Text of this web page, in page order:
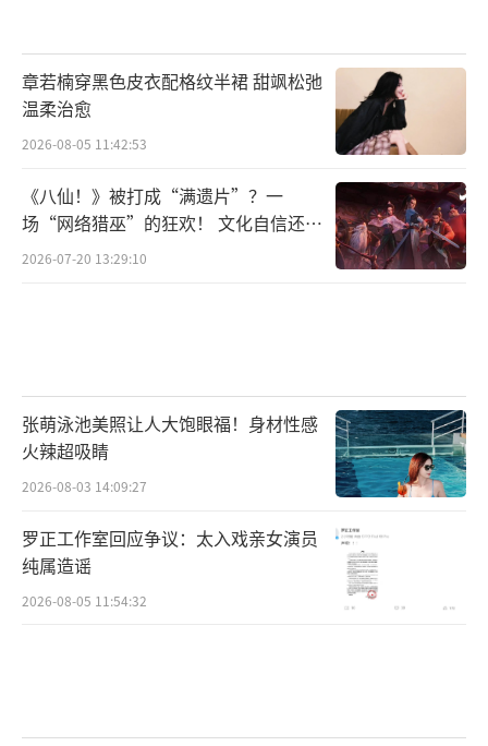
章若楠穿黑色皮衣配格纹半裙 甜飒松弛
温柔治愈
2026-08-05 11:42:53
《八仙！》被打成“满遗片”？一
场“网络猎巫”的狂欢！ 文化自信还是
焦虑？
2026-07-20 13:29:10
张萌泳池美照让人大饱眼福！身材性感
火辣超吸睛
2026-08-03 14:09:27
罗正工作室回应争议：太入戏亲女演员
纯属造谣
2026-08-05 11:54:32